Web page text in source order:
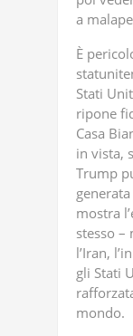
a
È
Stati
ripone
Casa
in vista,
Trump
mostra
stesso –
l’Iran,
gli Stati
mondo.